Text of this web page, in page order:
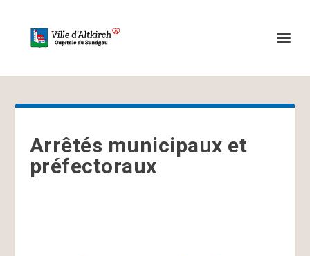
Arrêtés municipaux et
préfectoraux